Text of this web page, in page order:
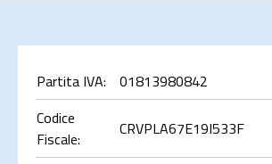
Partita IVA:
01813980842
Codice
Fiscale:
CRVPLA67E19I533F